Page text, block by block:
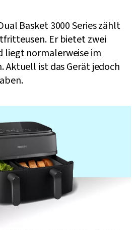
Basket 3000 Series zählt
Er bietet zwei
liegt normalerweise im
Aktuell ist das Gerät jedoch